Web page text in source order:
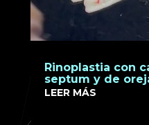
Rinoplastia con
septum y de
LEER MÁS